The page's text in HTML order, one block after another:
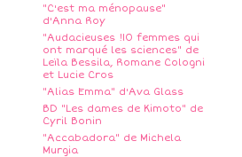
"C'est ma ménopause"
d'Anna Roy
"Audacieuses !10 femmes qui
ont marqué les sciences" de
Leïla Bessila, Romane Cologni
et Lucie Cros
"Alias Emma" d'Ava Glass
BD "Les dames de Kimoto" de
Cyril Bonin
"Accabadora" de Michela
Murgia